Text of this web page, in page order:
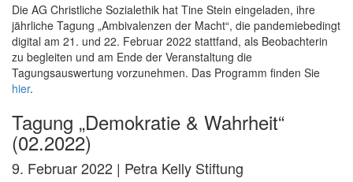
Die AG Christliche Sozialethik hat Tine Stein eingeladen, ihre
jährliche Tagung „Ambivalenzen der Macht“, die pandemiebedingt
digital am 21. und 22. Februar 2022 stattfand, als Beobachterin
zu begleiten und am Ende der Veranstaltung die
Tagungsauswertung vorzunehmen. Das Programm finden Sie
hier.
Tagung „Demokratie & Wahrheit“
(02.2022)
9. Februar 2022 | Petra Kelly Stiftung